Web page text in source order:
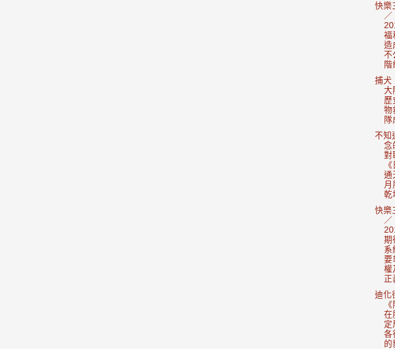
快樂
／
福
造
不
階
捕犬
大
歷
物
隊
不知
念
對
通
月
乾
快樂
／
期
系
要
權
正
迪化
在
定
各
的